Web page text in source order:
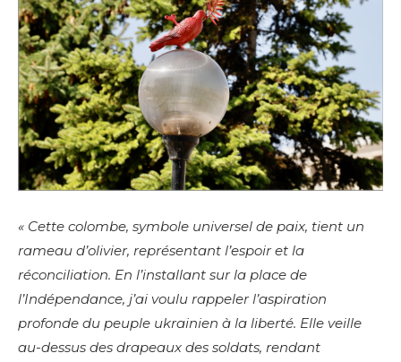
« Cette colombe, symbole universel de paix, tient un
rameau d’olivier, représentant l’espoir et la
réconciliation. En l’installant sur la place de
l’Indépendance, j’ai voulu rappeler l’aspiration
profonde du peuple ukrainien à la liberté. Elle veille
au-dessus des drapeaux des soldats, rendant